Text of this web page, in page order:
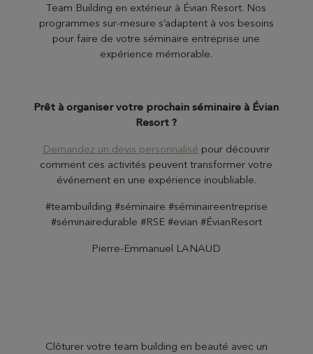
Team Building en extérieur à Évian Resort. Nos
programmes sur-mesure s’adaptent à vos besoins
pour faire de votre séminaire entreprise une
expérience mémorable.
Prêt à organiser votre prochain séminaire à Évian
Resort ?
Demandez un devis personnalisé pour découvrir
comment ces activités peuvent transformer votre
événement en une expérience inoubliable.
#teambuilding #séminaire #séminaireentreprise
#séminairedurable #RSE #evian #ÉvianResort
Pierre-Emmanuel LANAUD
Clôturer votre team building en beauté avec un